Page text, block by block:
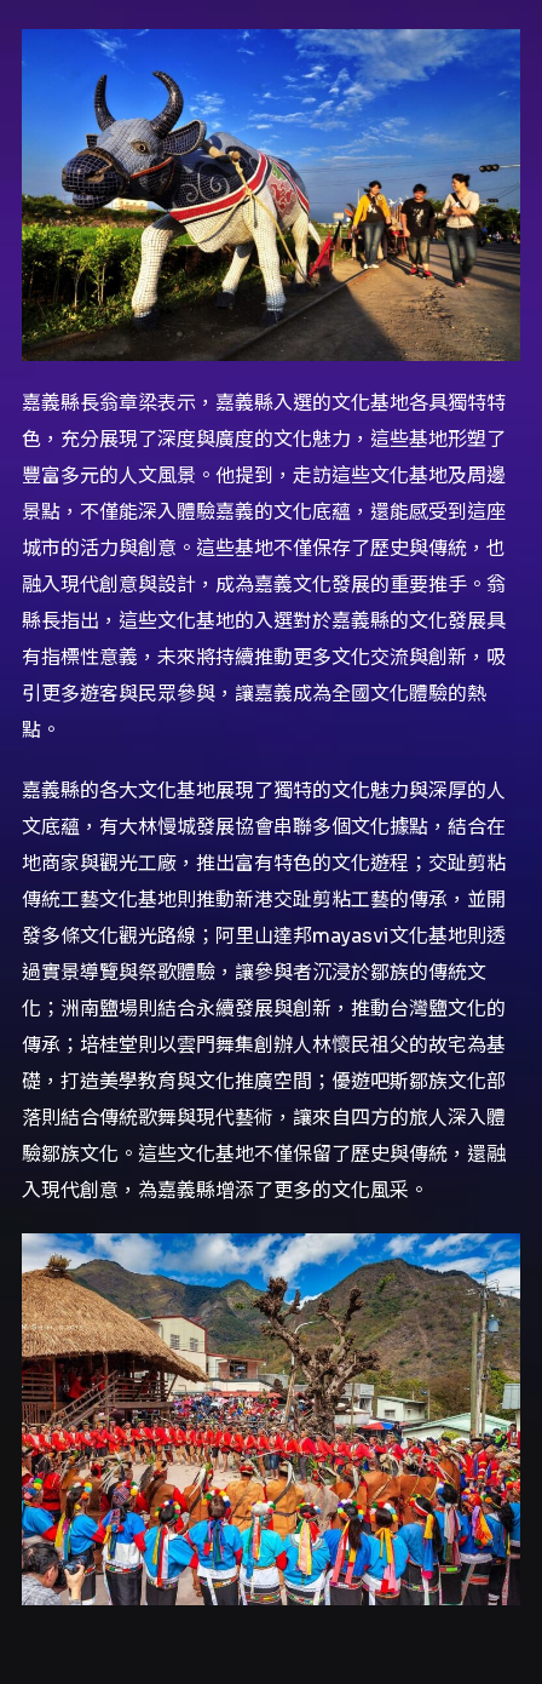
嘉義縣長翁章梁表示，嘉義縣入選的文化基地各具獨特特
色，充分展現了深度與廣度的文化魅力，這些基地形塑了
豐富多元的人文風景。他提到，走訪這些文化基地及周邊
景點，不僅能深入體驗嘉義的文化底蘊，還能感受到這座
城市的活力與創意。這些基地不僅保存了歷史與傳統，也
融入現代創意與設計，成為嘉義文化發展的重要推手。翁
縣長指出，這些文化基地的入選對於嘉義縣的文化發展具
有指標性意義，未來將持續推動更多文化交流與創新，吸
引更多遊客與民眾參與，讓嘉義成為全國文化體驗的熱
點。
嘉義縣的各大文化基地展現了獨特的文化魅力與深厚的人
文底蘊，有大林慢城發展協會串聯多個文化據點，結合在
地商家與觀光工廠，推出富有特色的文化遊程；交趾剪粘
傳統工藝文化基地則推動新港交趾剪粘工藝的傳承，並開
發多條文化觀光路線；阿里山達邦mayasvi文化基地則透
過實景導覽與祭歌體驗，讓參與者沉浸於鄒族的傳統文
化；洲南鹽場則結合永續發展與創新，推動台灣鹽文化的
傳承；培桂堂則以雲門舞集創辦人林懷民祖父的故宅為基
礎，打造美學教育與文化推廣空間；優遊吧斯鄒族文化部
落則結合傳統歌舞與現代藝術，讓來自四方的旅人深入體
驗鄒族文化。這些文化基地不僅保留了歷史與傳統，還融
入現代創意，為嘉義縣增添了更多的文化風采。